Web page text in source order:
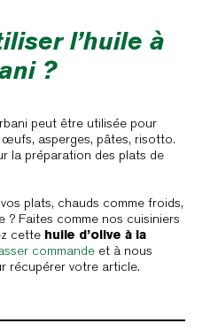
l’huile à
?
peut être utilisée pour
asperges, pâtes, risotto.
la préparation des plats de
plats, chauds comme froids,
? Faites comme nos cuisiniers
cette huile d’olive à la
commande et à nous
récupérer votre article.